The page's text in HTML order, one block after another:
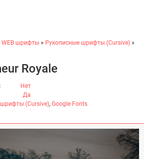
WEB шрифты » Рукописные шрифты (Cursive) »
Royale
Нет
Да
(Cursive), Google Fonts